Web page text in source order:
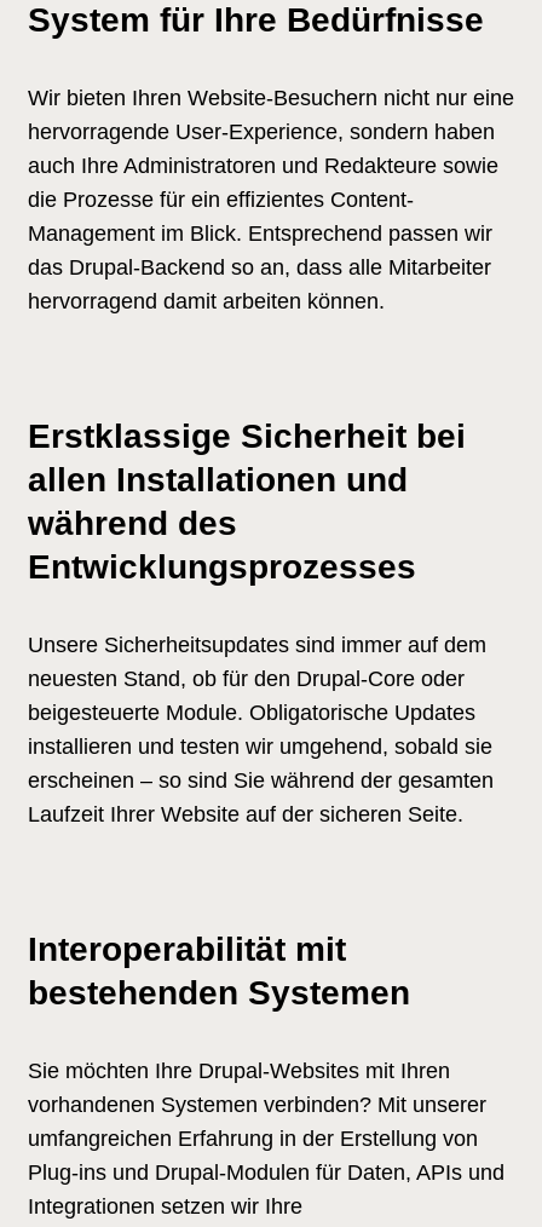
System für Ihre Bedürfnisse
Wir bieten Ihren Website-Besuchern nicht nur eine
hervorragende User-Experience, sondern haben
auch Ihre Administratoren und Redakteure sowie
die Prozesse für ein effizientes Content-
Management im Blick. Entsprechend passen wir
das Drupal-Backend so an, dass alle Mitarbeiter
hervorragend damit arbeiten können.
Erstklassige Sicherheit bei
allen Installationen und
während des
Entwicklungsprozesses
Unsere Sicherheitsupdates sind immer auf dem
neuesten Stand, ob für den Drupal-Core oder
beigesteuerte Module. Obligatorische Updates
installieren und testen wir umgehend, sobald sie
erscheinen – so sind Sie während der gesamten
Laufzeit Ihrer Website auf der sicheren Seite.
Interoperabilität mit
bestehenden Systemen
Sie möchten Ihre Drupal-Websites mit Ihren
vorhandenen Systemen verbinden? Mit unserer
umfangreichen Erfahrung in der Erstellung von
Plug-ins und Drupal-Modulen für Daten, APIs und
Integrationen setzen wir Ihre